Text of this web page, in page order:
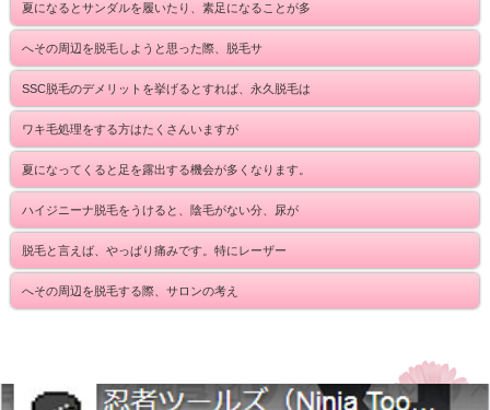
夏になるとサンダルを履いたり、素足になることが多
へその周辺を脱毛しようと思った際、脱毛サ
SSC脱毛のデメリットを挙げるとすれば、永久脱毛は
ワキ毛処理をする方はたくさんいますが
夏になってくると足を露出する機会が多くなります。
ハイジニーナ脱毛をうけると、陰毛がない分、尿が
脱毛と言えば、やっぱり痛みです。特にレーザー
へその周辺を脱毛する際、サロンの考え
Copyright (C) 2014 ミュゼ横浜ららぽーと店《ネット予約限定》お得なキャンペー